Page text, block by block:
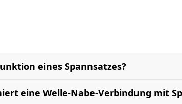
eines Spannsatzes?
eine Welle-Nabe-Verbindung mit